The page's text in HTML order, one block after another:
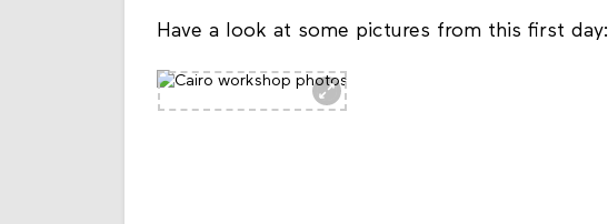
Have a look at some pictures from this first day: